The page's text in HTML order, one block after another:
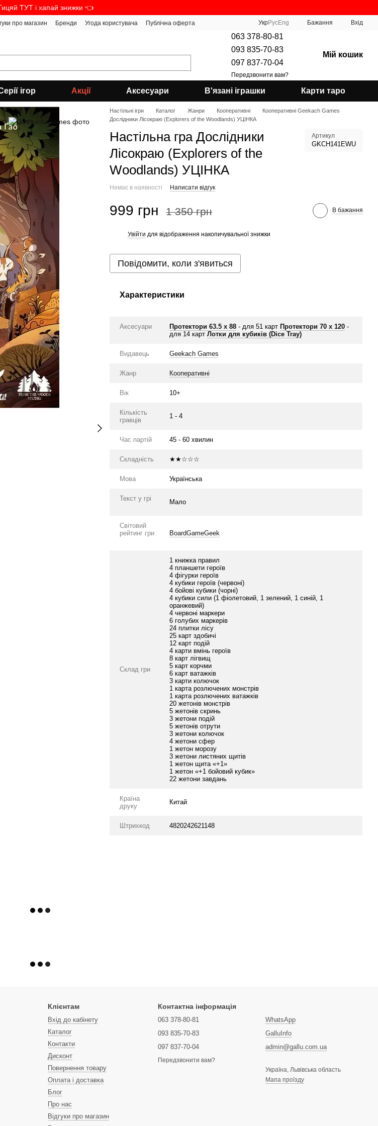
ТУТ і хапай знижки 👈
про магазин Бренди Угода користувача Публічна оферта УкрРусEng Бажання Вхід
063 378-80-81
093 835-70-83
097 837-70-04
Передзвонити вам?
Мій кошик
ігор Акції Аксесуари В'язані іграшки Карти таро
Настільні ігри Каталог Жанри Кооперативні
Кооперативні Geekach Games
Дослідники Лісокраю (Explorers of the Woodlands) УЦІНКА
Настільна гра Дослідники
Лісокраю (Explorers of the
Woodlands) УЦІНКА
Артикул
GKCH141EWU
Немає в наявності Написати відгук
999 грн 1 350 грн В бажання
Увійти для відображення накопичувальної знижки
Повідомити, коли з'явиться
Характеристики
Аксесуари Протектори 63.5 x 88 - для 51 карт Протектори 70 х 120 -
для 14 картЛотки для кубиків (Dice Tray)
Видавець Geekach Games
Жанр Кооперативні
Вік 10+
Кількість
гравців
1 - 4
Час партій 45 - 60 хвилин
Складність ★★☆☆☆
Мова Українська
Текст у грі Мало
Світовий
рейтинг гри
BoardGameGeek
Склад гри
1 книжка правил
4 планшети героїв
4 фігурки героїв
4 кубики героїв (червоні)
4 бойові кубики (чорні)
4 кубики сили (1 фіолетовий, 1 зелений, 1 синій, 1
оранжевий)
4 червоні маркери
6 голубих маркерів
24 плитки лісу
25 карт здобичі
12 карт подій
4 карти вмінь героїв
8 карт лігвищ
5 карт корчми
6 карт ватажків
3 карти колючок
1 карта розлючених монстрів
1 карта розлючених ватажків
20 жетонів монстрів
5 жетонів скринь
3 жетони подій
5 жетонів отрути
3 жетони колючок
4 жетони сфер
1 жетон морозу
3 жетони листяних щитів
1 жетон щита «+1»
1 жетон «+1 бойовий кубик»
22 жетони завдань
Країна
друку
Китай
Штрихкод 4820242621148
Клієнтам
Вхід до кабінету
Каталог
Контакти
Дисконт
Повернення товару
Оплата і доставка
Блог
Про нас
Відгуки про магазин
Контактна інформація
063 378-80-81
093 835-70-83
097 837-70-04
Передзвонити вам?
WhatsApp
GalluInfo
admin@gallu.com.ua
Україна, Львівська область
Мапа проїзду